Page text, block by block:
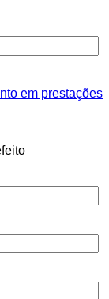
em prestações